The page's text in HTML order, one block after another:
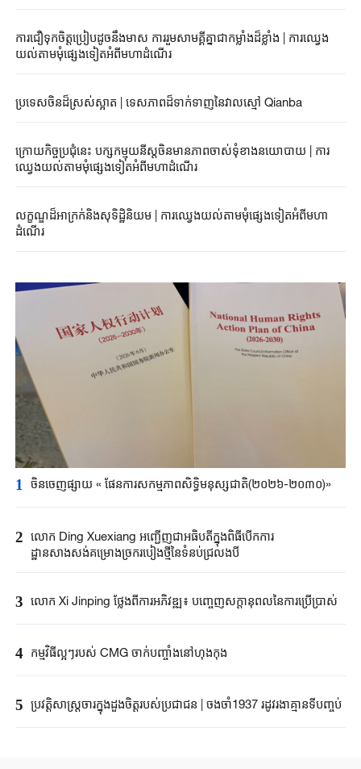
ការជឿទុកចិត្តប្រៀបដូចនឹងមាស ការរួមសាមគ្គីគ្នាជាកម្លាំងដ៏ខ្លាំង​ | ការឈ្វេង
យល់តាមមុំផ្សេងទៀតអំពីមហាដំណើរ
ប្រទេសចិនដ៏ស្រស់ស្អាត | ទេសភាពដ៏ទាក់ទាញនៃវាលស្មៅ Qianba
ក្រោយកិច្ចប្រជុំនេះ បក្សកម្មុយនីស្តចិនមានភាពចាស់ទុំខាងនយោបាយ | ការ
ឈ្វេងយល់តាមមុំផ្សេងទៀតអំពីមហាដំណើរ
លក្ខណ្ឌដ៏អាក្រក់និងសុទិដ្ឋិនិយម | ការឈ្វេងយល់តាមមុំផ្សេងទៀតអំពីមហា
ដំណើរ
1 ចិនចេញផ្សាយ « ផែនការសកម្មភាពសិទ្ធិមនុស្សជាតិ(២០២៦-២០៣០)»
2 លោក Ding Xuexiang អញ្ជើញជាអធិបតីក្នុងពិធីបើកការ
ដ្ឋានសាងសង់គម្រោងច្រករបៀងថ្មីនៃទំនប់ជ្រលងបី
3 លោក Xi Jinping ថ្លែងពីការអភិវឌ្ឍ៖ បញ្ចេញសក្តានុពលនៃការប្រើប្រាស់
4 កម្មវិធីល្អៗរបស់ CMG ចាក់បញ្ចាំងនៅហុងកុង
5 ប្រវត្តិសាស្ត្រចារក្នុងដួងចិត្តរបស់ប្រជាជន | ចងចាំ1937 រដូវរងាគ្មានទីបញ្ចប់